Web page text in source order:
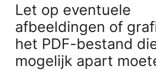
Let op eventuele
afbeeldingen of
het PDF-bestand
mogelijk apart